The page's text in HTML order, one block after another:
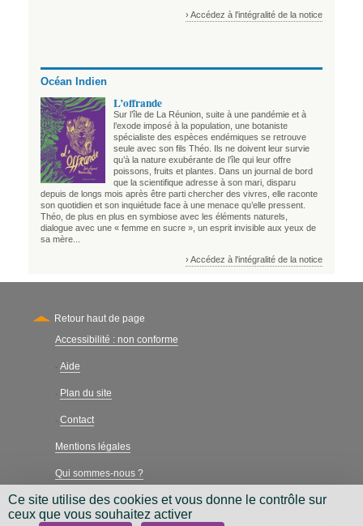
› Accédez à l'intégralité de la notice
Océan Indien
L’offrande
Sur l’île de La Réunion, suite à une pandémie et à
l’exode imposé à la population, une botaniste
spécialiste des espèces endémiques se retrouve
seule avec son fils Théo. Ils ne doivent leur survie
qu’à la nature exubérante de l’île qui leur offre
poissons, fruits et plantes. Dans un journal de bord
que la scientifique adresse à son mari, disparu
depuis de longs mois après être parti chercher des vivres, elle raconte
son quotidien et son inquiétude face à une menace qu’elle pressent.
Théo, de plus en plus en symbiose avec les éléments naturels,
dialogue avec une « femme en sucre », un esprit invisible aux yeux de
sa mère...
› Accédez à l'intégralité de la notice
Retour haut de page
Secondary
Accessibilité : non conforme
- Aide
- Plan du site
- Contact
Mentions légales
Qui sommes-nous ?
Charte néthique
Ce site utilise des cookies et vous donne le contrôle sur
ceux que vous souhaitez activer